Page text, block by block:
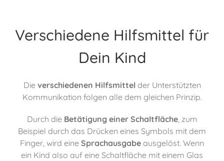
Verschiedene Hilfsmittel für
Dein Kind
Die verschiedenen Hilfsmittel der Unterstützten
Kommunikation folgen alle dem gleichen Prinzip.
Durch die Betätigung einer Schaltfläche, zum
Beispiel durch das Drücken eines Symbols mit dem
Finger, wird eine Sprachausgabe ausgelöst. Wenn
ein Kind also auf eine Schaltfläche mit einem Glas